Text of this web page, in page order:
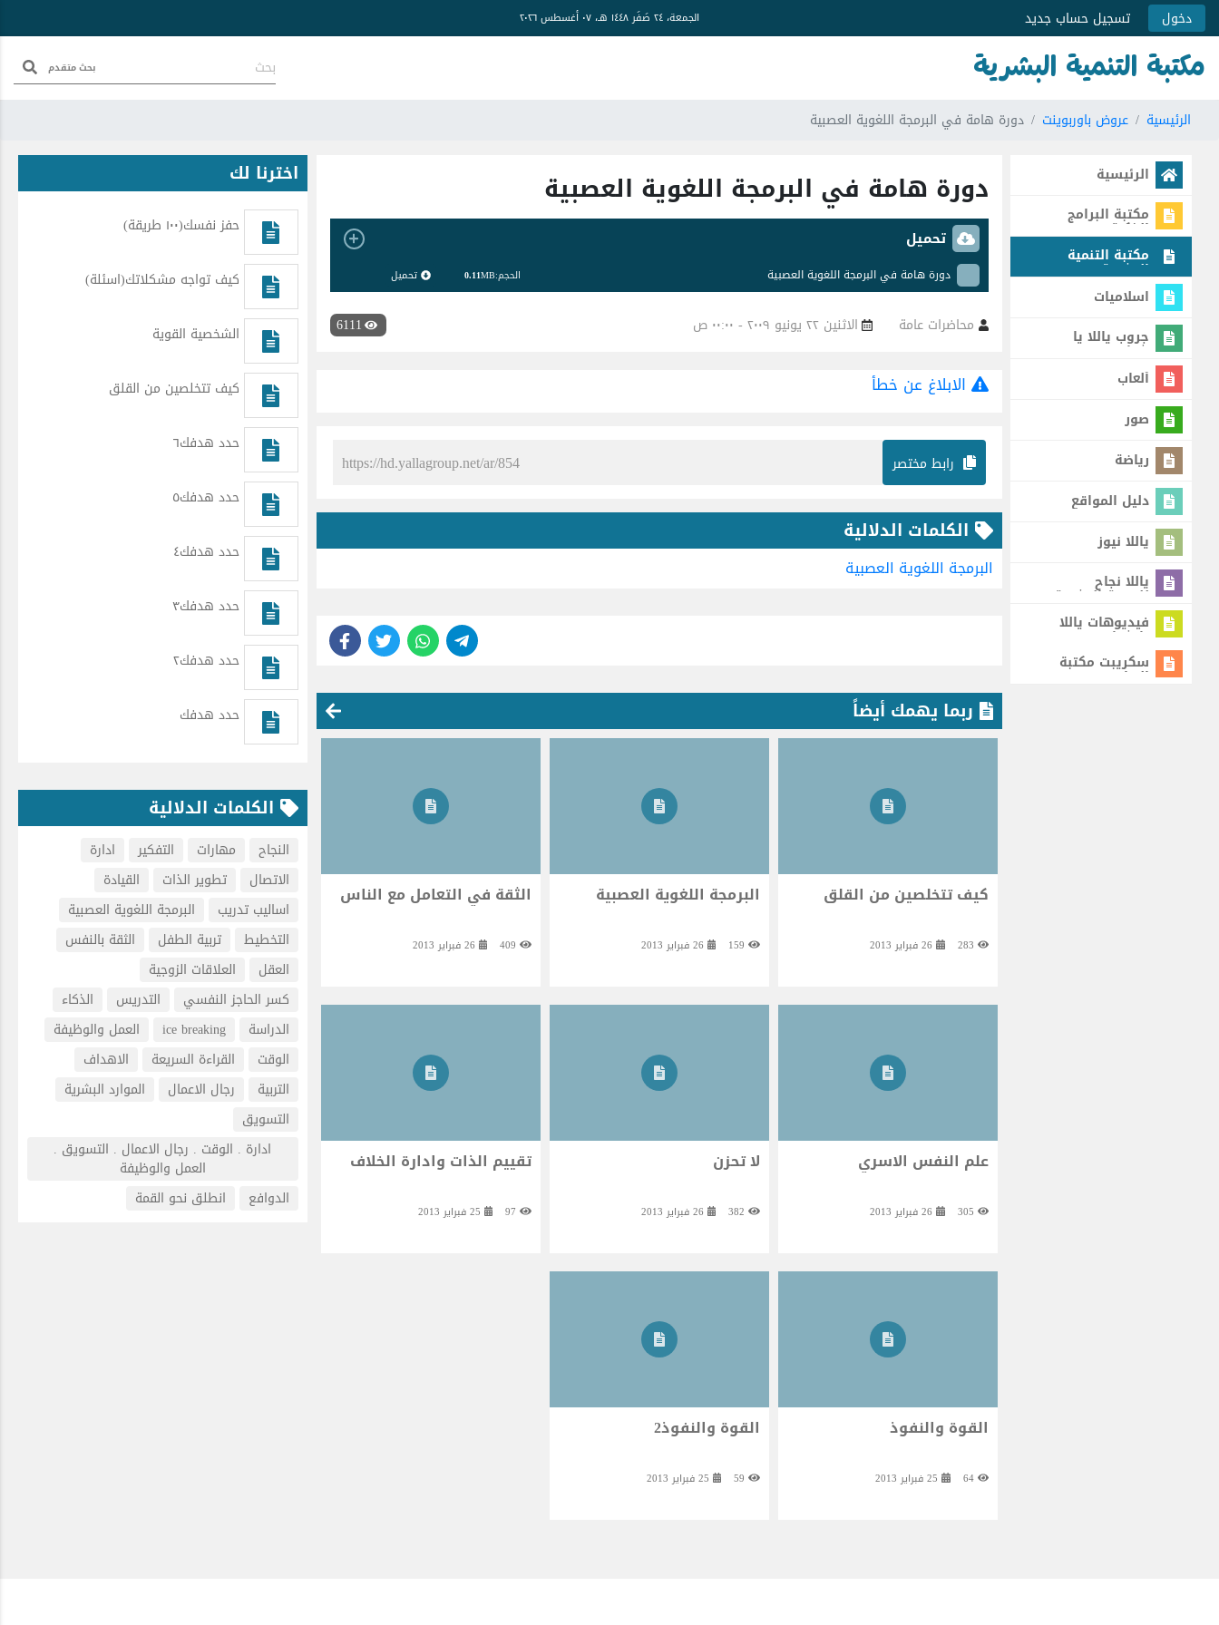
دخول تسجيل حساب جديد الجمعة، ٢٤ صَفَر ١٤٤٨ هـ، ٠٧ أغسطس ٢٠٢٦
مكتبة التنمية البشرية بحث متقدم
الرئيسية عروض باوربوينت دورة هامة في البرمجة اللغوية العصبية
الرئيسية
مكتبة البرامج
الذكية
مكتبة التنمية
البشرية
اسلاميات
جروب ياللا يا
شباب
ألعاب
صور
رياضة
دليل المواقع
ياللا نيوز
ياللا نجاح
للتنمية البشرية
فيديوهات ياللا
يا شباب
سكريبت مكتبة
البرامج
دورة هامة في البرمجة اللغوية العصبية
تحميل
دورة هامة في البرمجة اللغوية العصبية الحجم: 0.11MB تحميل
محاضرات عامة الاثنين ٢٢ يونيو ٢٠٠٩ - ٠٠:٠٠ ص 6111
الابلاغ عن خطأ
رابط مختصر
الكلمات الدلالية
البرمجة اللغوية العصبية
ربما يهمك أيضاً
كيف تتخلصين من القلق البرمجة اللغوية العصبية
159
الثقة في التعامل مع الناس
409
علم النفس الاسري لا تحزن
382
تقييم الذات وادارة الخلاف
97
القوة والنفوذ
64
القوة والنفوذ2
59
اخترنا لك
حفز نفسك(١٠٠ طريقة)
كيف تواجه مشكلاتك(اسئلة)
الشخصية القوية
كيف تتخلصين من القلق
حدد هدفك٦
حدد هدفك٥
حدد هدفك٤
حدد هدفك٣
حدد هدفك٢
حدد هدفك
الكلمات الدلالية
النجاح مهارات التفكير
ادارة
الاتصال
تطوير الذات
القيادة
اساليب تدريب
البرمجة اللغوية العصبية
التخطيط
تربية الطفل
الثقة بالنفس
العقل
العلاقات الزوجية
كسر الحاجز النفسي
التدريس
الذكاء
الدراسة
ice breaking
العمل والوظيفة
الوقت
القراءة السريعة
الاهداف
التربية
رجال الاعمال
الموارد البشرية
التسويق
ادارة . الوقت . رجال الاعمال . التسويق .
العمل والوظيفة
الدوافع
انطلق نحو القمة